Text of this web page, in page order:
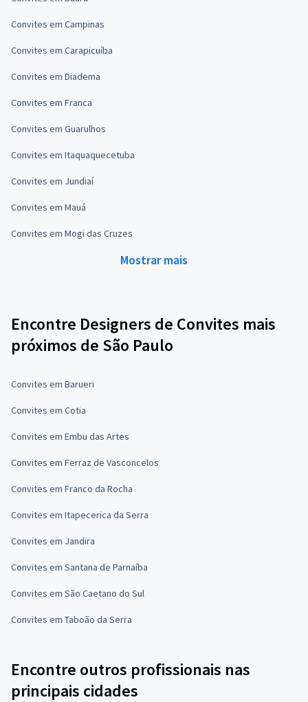
Convites em Campinas
Convites em Carapicuíba
Convites em Diadema
Convites em Franca
Convites em Guarulhos
Convites em Itaquaquecetuba
Convites em Jundiaí
Convites em Mauá
Convites em Mogi das Cruzes
Mostrar mais
Encontre Designers de Convites mais
próximos de São Paulo
Convites em Barueri
Convites em Cotia
Convites em Embu das Artes
Convites em Ferraz de Vasconcelos
Convites em Franco da Rocha
Convites em Itapecerica da Serra
Convites em Jandira
Convites em Santana de Parnaíba
Convites em São Caetano do Sul
Convites em Taboão da Serra
Encontre outros profissionais nas
principais cidades